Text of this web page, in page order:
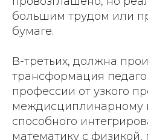
большим трудом или
бумаге.
В-третьих, должна
трансформация
профессии от узкого
междисциплинарному
способного
математику с физикой,